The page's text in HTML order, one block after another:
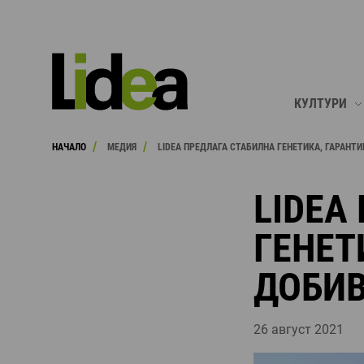
КУЛТУРИ
ЦАРЕВИЦА
ЖИТНИ
РАПИЦА
СОРГО
ВИЖ
НАЧАЛО / МЕДИЯ / LIDEA ПРЕДЛАГА СТАБИЛНА ГЕНЕТИКА,
26 август 2021
ТЪРСЕНЕ